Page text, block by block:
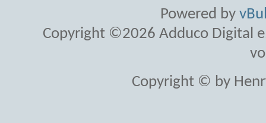
Powered by
Copyright ©2026 Adduco Digital
Copyright © by